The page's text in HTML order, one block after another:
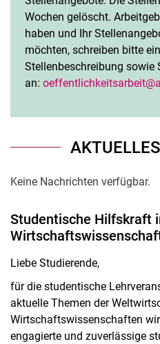
Wochen gelöscht.
haben und Ihr
möchten, schreiben bitte
Stellenbeschreibung sowie
an:
Keine Nachrichten verfügbar.
Studentische Hilfskraft
Liebe Studierende,
für die studentische
aktuelle Themen der
Wirtschaftswissenschaften
engagierte und zuverlässige